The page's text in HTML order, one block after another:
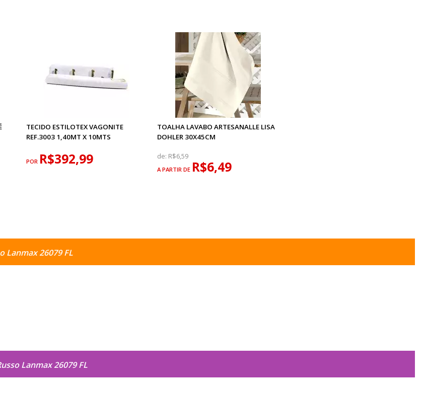
TECIDO ESTILOTEX VAGONITE
REF.3003 1,40MT X 10MTS
POR R$392,99
TOALHA LAVABO ARTESANALLE LISA
DOHLER 30X45CM
de: R$6,59
A PARTIR DE R$6,49
Lanmax 26079 FL
Lanmax 26079 FL